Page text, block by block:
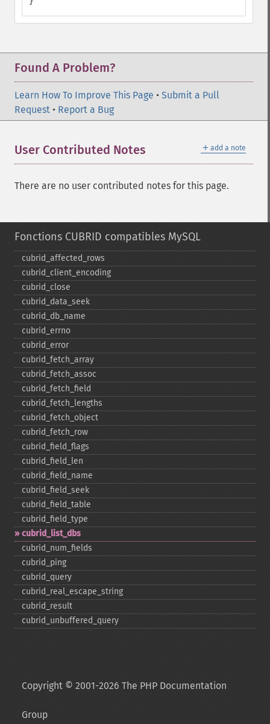
Found A Problem?
Learn How To Improve This Page • Submit a Pull
Request • Report a Bug
＋ add a note
User Contributed Notes
There are no user contributed notes for this page.
Fonctions CUBRID compatibles MySQL
cubrid_​affected_​rows
cubrid_​client_​encoding
cubrid_​close
cubrid_​data_​seek
cubrid_​db_​name
cubrid_​errno
cubrid_​error
cubrid_​fetch_​array
cubrid_​fetch_​assoc
cubrid_​fetch_​field
cubrid_​fetch_​lengths
cubrid_​fetch_​object
cubrid_​fetch_​row
cubrid_​field_​flags
cubrid_​field_​len
cubrid_​field_​name
cubrid_​field_​seek
cubrid_​field_​table
cubrid_​field_​type
cubrid_​list_​dbs
cubrid_​num_​fields
cubrid_​ping
cubrid_​query
cubrid_​real_​escape_​string
cubrid_​result
cubrid_​unbuffered_​query
Copyright © 2001-2026 The PHP Documentation
Group